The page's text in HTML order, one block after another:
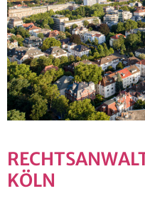
KÖLN